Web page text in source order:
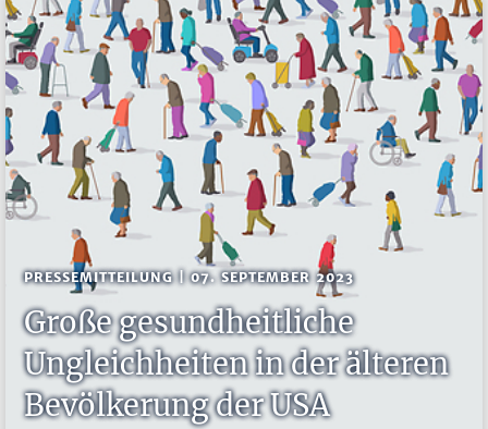
PRESSEMITTEILUNG | 07. SEPTEMBER 2023
Große gesundheitliche
Ungleichheiten in der älteren
Bevölkerung der USA